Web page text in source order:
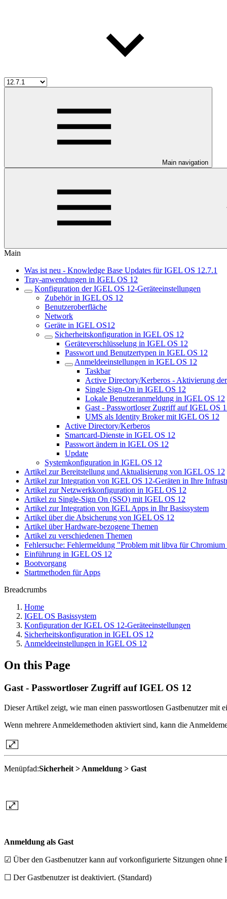
Main navigation
Main
Was ist neu - Knowledge Base Updates für IGEL OS 12.7.1
Tray-anwendungen in IGEL OS 12
Konfiguration der IGEL OS 12-Geräteeinstellungen
Zubehör in IGEL OS 12
Benutzeroberfläche
Network
Geräte in IGEL OS12
Sicherheitskonfiguration in IGEL OS 12
Geräteverschlüsselung in IGEL OS 12
Passwort und Benutzertypen in IGEL OS 12
Anmeldeeinstellungen in IGEL OS 12
Taskbar
Active Directory/Kerberos - Aktivierung
Single Sign-On in IGEL OS 12
Lokale Benutzeranmeldung in IGEL OS 12
Gast - Passwortloser Zugriff auf IGEL OS
UMS als Identity Broker mit IGEL OS 12
Active Directory/Kerberos
Smartcard-Dienste in IGEL OS 12
Passwort ändern in IGEL OS 12
Update
Systemkonfiguration in IGEL OS 12
Artikel zur Bereitstellung und Aktualisierung von IGEL OS 12
Artikel zur Integration von IGEL OS 12-Geräten in Ihre
Artikel zur Netzwerkkonfiguration in IGEL OS 12
Artikel zu Single-Sign On (SSO) mit IGEL OS 12
Artikel zur Integration von IGEL Apps in Ihr Basissystem
Artikel über die Absicherung von IGEL OS 12
Artikel über Hardware-bezogene Themen
Artikel zu verschiedenen Themen
Fehlersuche: Fehlermeldung "Problem mit libva für
Einführung in IGEL OS 12
Bootvorgang
Startmethoden für Apps
Breadcrumbs
Home
IGEL OS Basissystem
Konfiguration der IGEL OS 12-Geräteeinstellungen
Sicherheitskonfiguration in IGEL OS 12
Anmeldeeinstellungen in IGEL OS 12
On this Page
Gast - Passwortloser Zugriff auf IGEL OS 12
Dieser Artikel zeigt, wie man einen passwortlosen Gastbenutzer mit
Wenn mehrere Anmeldemethoden aktiviert sind, kann die
Menüpfad:Sicherheit > Anmeldung > Gast
Anmeldung als Gast
☑ Über den Gastbenutzer kann auf vorkonfigurierte Sitzungen ohne
☐ Der Gastbenutzer ist deaktiviert. (Standard)